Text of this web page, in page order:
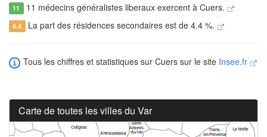
11 11 médecins généralistes liberaux exercent à Cuers.
4.4 La part des résidences secondaires est de 4.4 %.
Tous les chiffres et statistiques sur Cuers sur le site Insee.fr
Carte de toutes les villes du Var